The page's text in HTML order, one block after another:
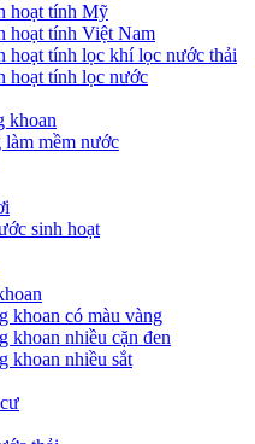
hoạt tính Mỹ
hoạt tính Việt Nam
hoạt tính lọc khí lọc nước thải
hoạt tính lọc nước
khoan
mềm nước
sinh hoạt
khoan có màu vàng
khoan nhiều cặn đen
khoan nhiều sắt